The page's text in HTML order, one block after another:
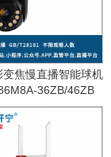
焦慢直播智能球机
36ZB/46ZB